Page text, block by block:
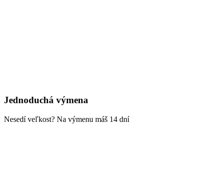
Jednoduchá výmena
Nesedí veľkost? Na výmenu máš 14 dní